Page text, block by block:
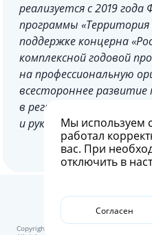
реализуется с 2019
программы
поддержке концерна
комплексной годовой
на профессиональную
всестороннее
в регионах
и руководитель – Юлия
Copyright © FOND Rosatom
Мы используем
работал
вас. При
отключить в
Согласен